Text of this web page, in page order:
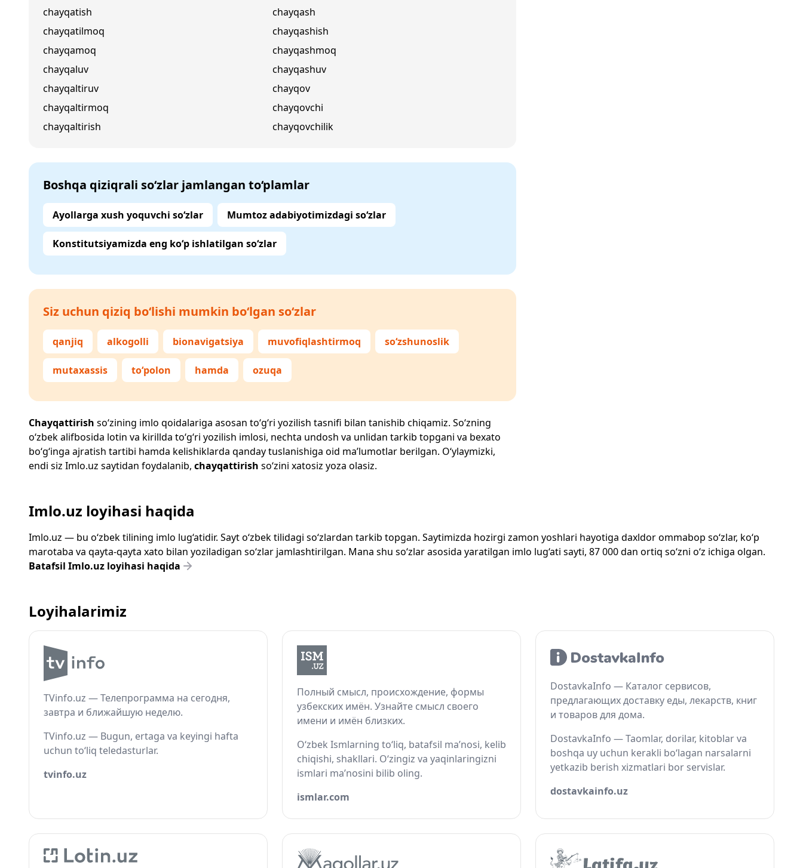
chayqatish
chayqatilmoq
chayqamoq
chayqaluv
chayqaltiruv
chayqaltirmoq
chayqaltirish
chayqash
chayqashish
chayqashmoq
chayqashuv
chayqov
chayqovchi
chayqovchilik
Boshqa qiziqrali so‘zlar jamlangan to‘plamlar
Ayollarga xush yoquvchi so‘zlar Mumtoz adabiyotimizdagi so‘zlar
Konstitutsiyamizda eng ko‘p ishlatilgan so‘zlar
Siz uchun qiziq bo‘lishi mumkin bo‘lgan so‘zlar
qanjiq alkogolli bionavigatsiya muvofiqlashtirmoq so‘zshunoslik
mutaxassis to‘polon hamda ozuqa
Chayqattirish so‘zining imlo qoidalariga asosan to‘g‘ri yozilish tasnifi bilan tanishib chiqamiz. So‘zning
o‘zbek alifbosida lotin va kirillda to‘g‘ri yozilish imlosi, nechta undosh va unlidan tarkib topgani va bexato
bo‘g‘inga ajratish tartibi hamda kelishiklarda qanday tuslanishiga oid ma’lumotlar berilgan. O‘ylaymizki,
endi siz Imlo.uz saytidan foydalanib, chayqattirish so‘zini xatosiz yoza olasiz.
Imlo.uz loyihasi haqida
Imlo.uz — bu o‘zbek tilining imlo lug‘atidir. Sayt o‘zbek tilidagi so‘zlardan tarkib topgan. Saytimizda hozirgi zamon yoshlari hayotiga daxldor ommabop so‘zlar, ko‘p
marotaba va qayta-qayta xato bilan yoziladigan so‘zlar jamlashtirilgan. Mana shu so‘zlar asosida yaratilgan imlo lug‘ati sayti, 87 000 dan ortiq so‘zni o‘z ichiga olgan.
Batafsil Imlo.uz loyihasi haqida
Loyihalarimiz
TVinfo.uz — Телепрограмма на сегодня,
завтра и ближайшую неделю.
TVinfo.uz — Bugun, ertaga va keyingi hafta
uchun to‘liq teledasturlar.
tvinfo.uz
Полный смысл, происхождение, формы
узбекских имён. Узнайте смысл своего
имени и имён близких.
O‘zbek Ismlarning to‘liq, batafsil ma’nosi, kelib
chiqishi, shakllari. O‘zingiz va yaqinlaringizni
ismlari ma’nosini bilib oling.
ismlar.com
DostavkaInfo — Каталог сервисов,
предлагающих доставку еды, лекарств, книг
и товаров для дома.
DostavkaInfo — Taomlar, dorilar, kitoblar va
boshqa uy uchun kerakli bo‘lagan narsalarni
yetkazib berish xizmatlari bor servislar.
dostavkainfo.uz